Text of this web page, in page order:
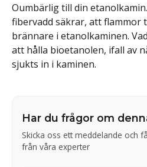
Oumbärlig till din
fibervadd säkrar, att flammor
brännare i etanolkaminen.
att hålla bioetanolen, ifall av
sjukts in i kaminen.
Har du frågor om
Skicka oss ett meddelande och
från våra experter